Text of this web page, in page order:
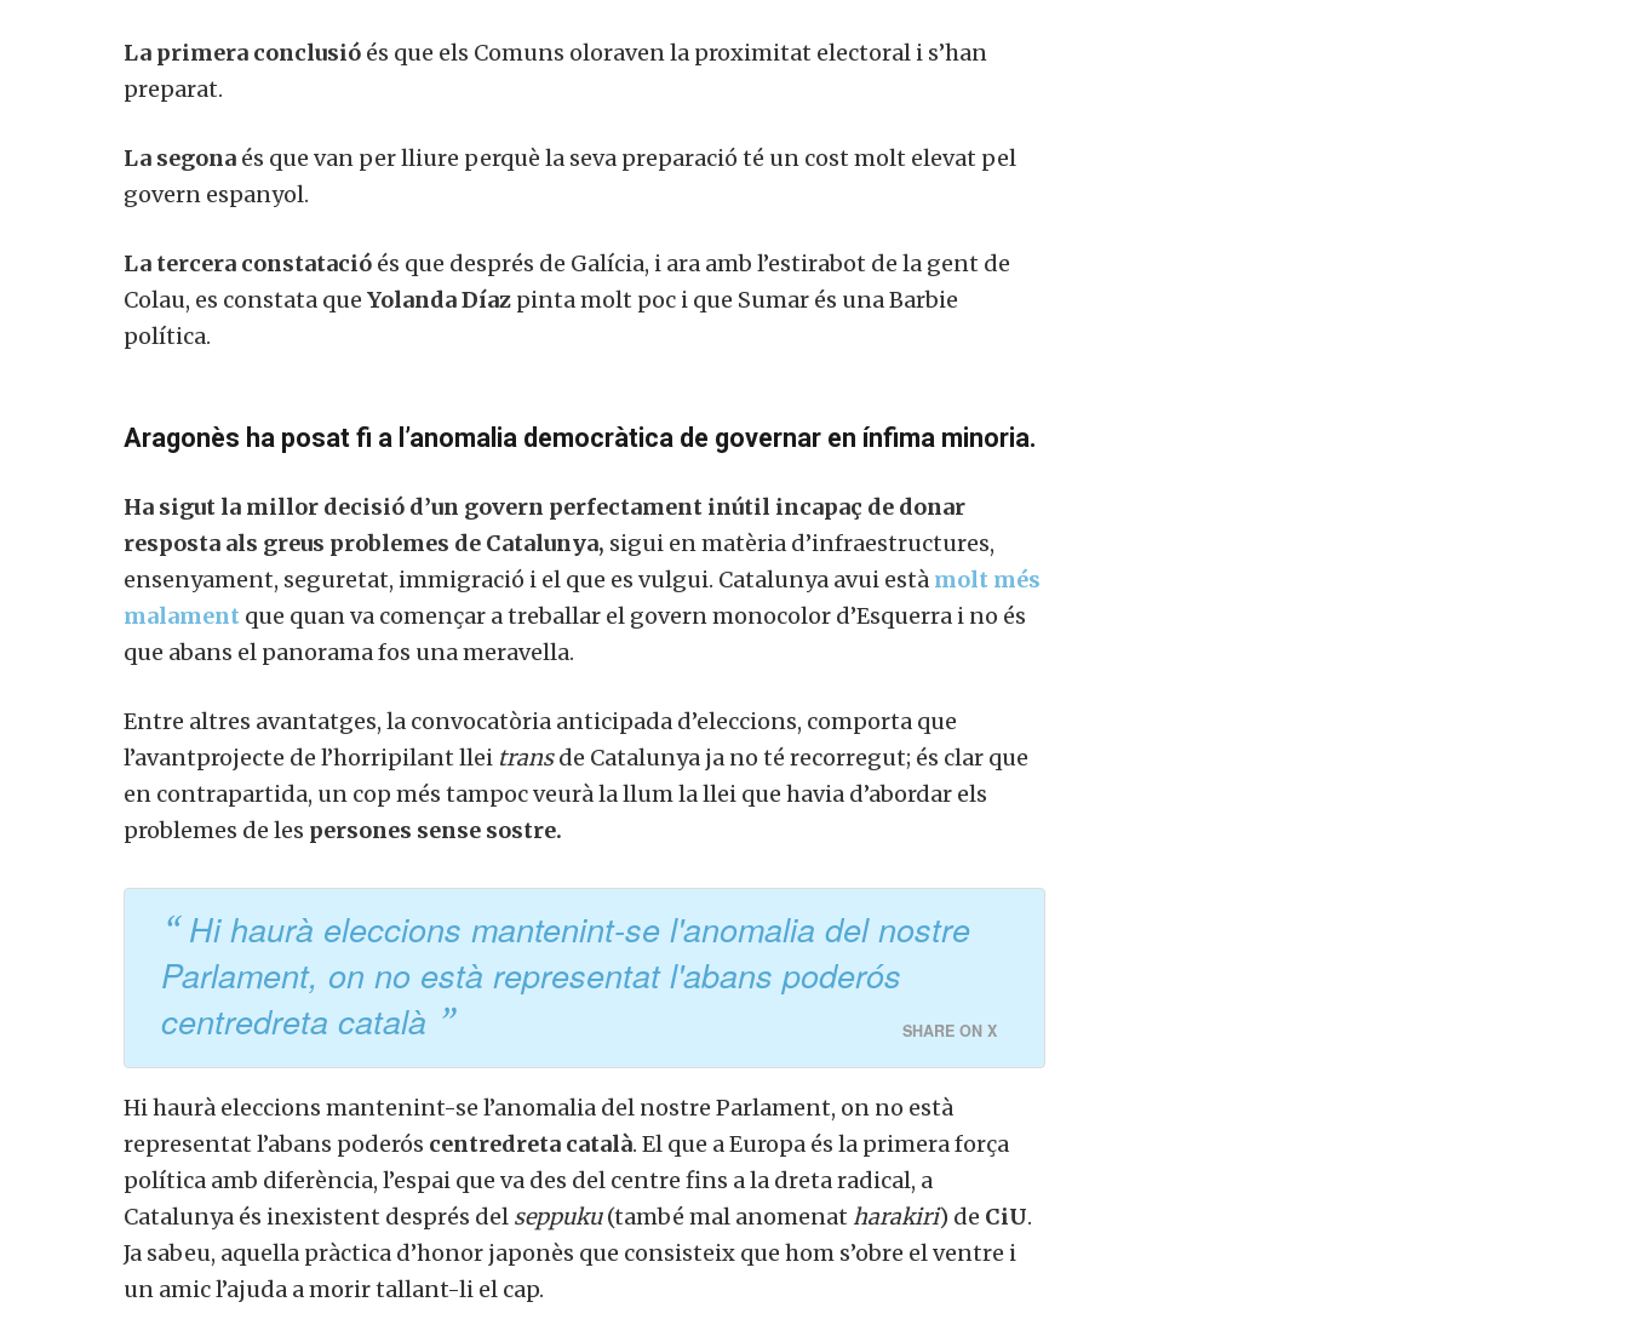
La primera conclusió és que els Comuns oloraven la proximitat electoral i s’han
preparat.
La segona és que van per lliure perquè la seva preparació té un cost molt elevat pel
govern espanyol.
La tercera constatació és que després de Galícia, i ara amb l’estirabot de la gent de
Colau, es constata que Yolanda Díaz pinta molt poc i que Sumar és una Barbie
política.
Aragonès ha posat fi a l’anomalia democràtica de governar en ínfima minoria.
Ha sigut la millor decisió d’un govern perfectament inútil incapaç de donar
resposta als greus problemes de Catalunya, sigui en matèria d’infraestructures,
ensenyament, seguretat, immigració i el que es vulgui. Catalunya avui està molt més
malament que quan va començar a treballar el govern monocolor d’Esquerra i no és
que abans el panorama fos una meravella.
Entre altres avantatges, la convocatòria anticipada d’eleccions, comporta que
l’avantprojecte de l’horripilant llei transde Catalunya ja no té recorregut; és clar que
en contrapartida, un cop més tampoc veurà la llum la llei que havia d’abordar els
problemes de les persones sense sostre.
Hi haurà eleccions mantenint-se l'anomalia del nostre
Parlament, on no està representat l'abans poderós
centredreta català
SHARE ON X
Hi haurà eleccions mantenint-se l’anomalia del nostre Parlament, on no està
representat l’abans poderós centredreta català. El que a Europa és la primera força
política amb diferència, l’espai que va des del centre fins a la dreta radical, a
Catalunya és inexistent després del seppuku(també mal anomenat harakiri) de CiU.
Ja sabeu, aquella pràctica d’honor japonès que consisteix que hom s’obre el ventre i
un amic l’ajuda a morir tallant-li el cap.